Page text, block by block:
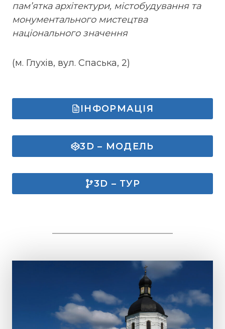
пам’ятка архітектури, містобудування та
монументального мистецтва
національного значення
(м. Глухів, вул. Спаська, 2)
ІНФОРМАЦІЯ
3D – МОДЕЛЬ
3D – ТУР